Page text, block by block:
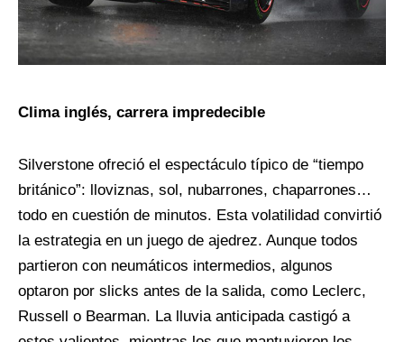
Clima inglés, carrera impredecible
Silverstone ofreció el espectáculo típico de “tiempo
británico”: lloviznas, sol, nubarrones, chaparrones…
todo en cuestión de minutos. Esta volatilidad convirtió
la estrategia en un juego de ajedrez. Aunque todos
partieron con neumáticos intermedios, algunos
optaron por slicks antes de la salida, como Leclerc,
Russell o Bearman. La lluvia anticipada castigó a